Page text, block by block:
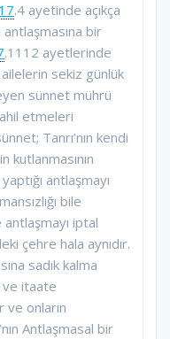
.4 ayetinde açıkça
bir
.1112 ayetlerinde
ailelerin sekiz günlük
sünnet mührü
etmeleri
Tanrı’nın kendi
kutlanmasının
antlaşmayı
bile
antlaşmayı iptal
çehre hala aynıdır.
sadık kalma
itaate
ve onların
Antlaşmasal bir